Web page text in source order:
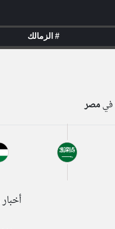
فيمصر
# الزمالك